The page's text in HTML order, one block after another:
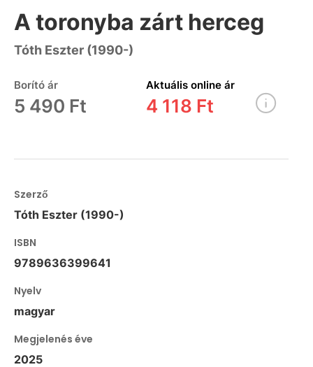
A toronyba zárt herceg
Tóth Eszter (1990-)
Borító ár
5 490 Ft
Aktuális online ár
4 118 Ft
Szerző
Tóth Eszter (1990-)
ISBN
9789636399641
Nyelv
magyar
Megjelenés éve
2025